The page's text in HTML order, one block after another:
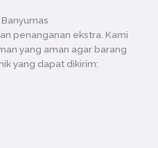
penanganan ekstra. Kami
yang aman agar barang
yang dapat dikirim: